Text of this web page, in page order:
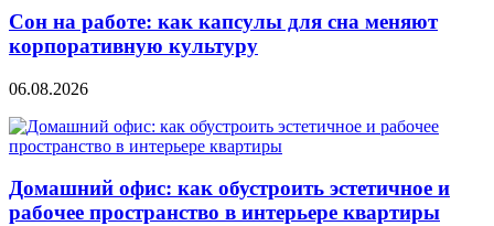
Сон на работе: как капсулы для сна меняют
корпоративную культуру
06.08.2026
Домашний офис: как обустроить эстетичное и
рабочее пространство в интерьере квартиры